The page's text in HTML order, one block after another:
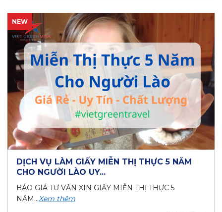
NEW
DỊCH VỤ LÀM GIẤY MIỄN THỊ THỰC 5 NĂM
CHO NGƯỜI LÀO UY...
BÁO GIÁ TƯ VẤN XIN GIẤY MIỄN THỊ THỰC 5
NĂM...Xem thêm